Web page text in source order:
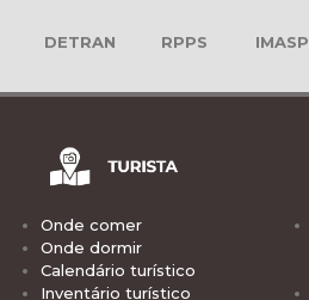
DETRAN RPPS IMASP
Onde comer
Onde dormir
Calendário turístico
Inventário turístico